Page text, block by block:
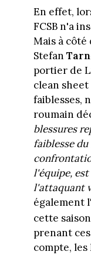
En effet,
FCSB n'a
Mais à
Stefan
portier de
clean sheet
faiblesses,
roumain
blessures
faiblesse
l'équipe,
l'attaquant
également
cette
prenant
compte,